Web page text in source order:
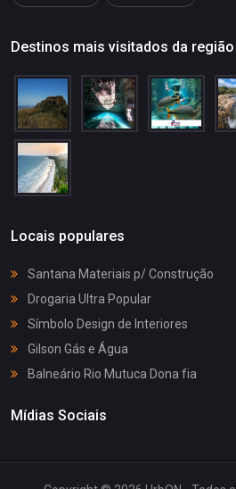
Destinos mais visitados da região
Locais populares
Santana Materiais p/ Construção
Drogaria Ultra Popular
Símbolo Design de Interiores
Gilson Gás e Água
Balneário Rio Mutuca Dona fia
Mídias Sociais